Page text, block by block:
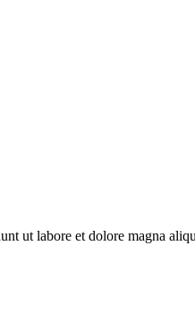
ut labore et dolore magna